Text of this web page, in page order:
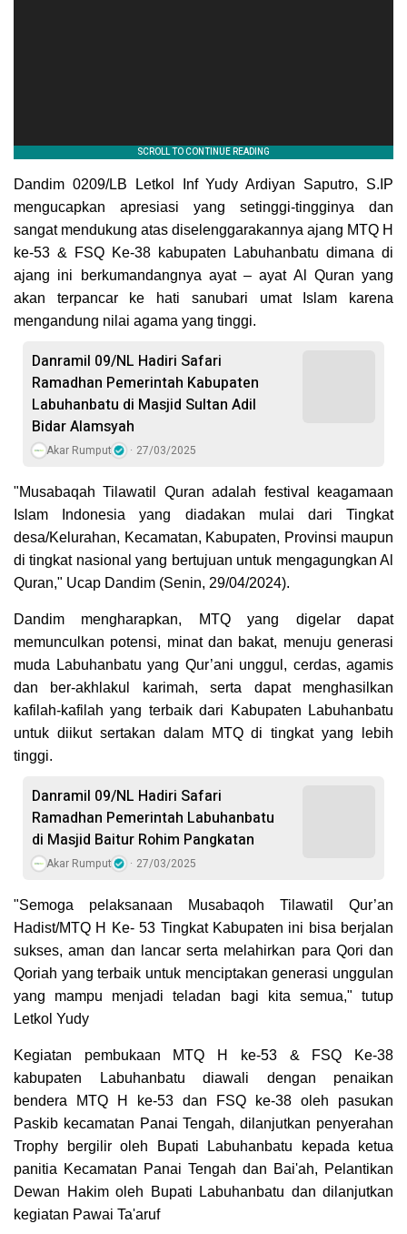
Dandim 0209/LB Letkol Inf Yudy Ardiyan Saputro, S.IP
mengucapkan apresiasi yang setinggi-tingginya dan
sangat mendukung atas diselenggarakannya ajang MTQ H
ke-53 & FSQ Ke-38 kabupaten Labuhanbatu dimana di
ajang ini berkumandangnya ayat – ayat Al Quran yang
akan terpancar ke hati sanubari umat Islam karena
mengandung nilai agama yang tinggi.
Danramil 09/NL Hadiri Safari
Ramadhan Pemerintah Kabupaten
Labuhanbatu di Masjid Sultan Adil
Bidar Alamsyah
Akar Rumput 27/03/2025
"Musabaqah Tilawatil Quran adalah festival keagamaan
Islam Indonesia yang diadakan mulai dari Tingkat
desa/Kelurahan, Kecamatan, Kabupaten, Provinsi maupun
di tingkat nasional yang bertujuan untuk mengagungkan Al
Quran," Ucap Dandim (Senin, 29/04/2024).
Dandim mengharapkan, MTQ yang digelar dapat
memunculkan potensi, minat dan bakat, menuju generasi
muda Labuhanbatu yang Qur’ani unggul, cerdas, agamis
dan ber-akhlakul karimah, serta dapat menghasilkan
kafilah-kafilah yang terbaik dari Kabupaten Labuhanbatu
untuk diikut sertakan dalam MTQ di tingkat yang lebih
tinggi.
Danramil 09/NL Hadiri Safari
Ramadhan Pemerintah Labuhanbatu
di Masjid Baitur Rohim Pangkatan
Akar Rumput 27/03/2025
"Semoga pelaksanaan Musabaqoh Tilawatil Qur’an
Hadist/MTQ H Ke- 53 Tingkat Kabupaten ini bisa berjalan
sukses, aman dan lancar serta melahirkan para Qori dan
Qoriah yang terbaik untuk menciptakan generasi unggulan
yang mampu menjadi teladan bagi kita semua," tutup
Letkol Yudy
Kegiatan pembukaan MTQ H ke-53 & FSQ Ke-38
kabupaten Labuhanbatu diawali dengan penaikan
bendera MTQ H ke-53 dan FSQ ke-38 oleh pasukan
Paskib kecamatan Panai Tengah, dilanjutkan penyerahan
Trophy bergilir oleh Bupati Labuhanbatu kepada ketua
panitia Kecamatan Panai Tengah dan Bai'ah, Pelantikan
Dewan Hakim oleh Bupati Labuhanbatu dan dilanjutkan
kegiatan Pawai Ta'aruf